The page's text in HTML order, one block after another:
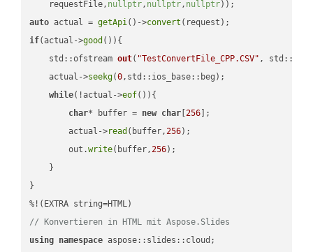
    requestFile,
nullptr, nullptr, nullptr))
auto actual = getApi()->convert
if(actual->good ()){
std::ofstream out( "TestConvertFile_CPP.CSV" ,
    actual->
seekg(0,std::ios_base::beg);
while(!actual->eof()){
char* buffer = new char [256 ];
        actual->
read (buffer,256);
        out.
write(buffer,256);
    }
}
// Konvertieren in HTML mit Aspose.Slides
using namespace aspose::slides::cloud;